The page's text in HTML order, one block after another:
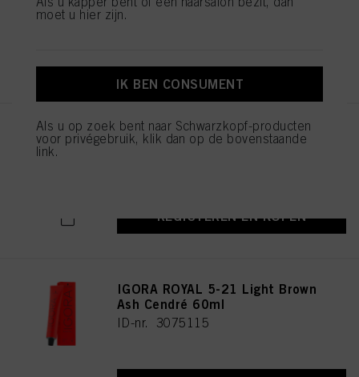
IGORA ROYAL Cools 9-19 60ml
REGISTEREN EN KOPEN
IGORA ROYAL 5-21 Light Brown
Ash Cendré 60ml
ID-nr. 3075115
moet u hier zijn.
IK BEN CONSUMENT
Als u op zoek bent naar Schwarzkopf-producten
voor privégebruik, klik dan op de bovenstaande
link.